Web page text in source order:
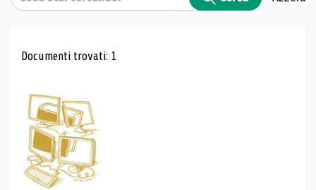
Risultati di ricerca
Documenti trovati: 1